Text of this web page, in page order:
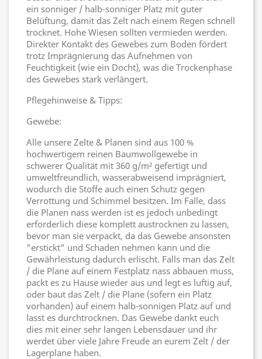
ein sonniger / halb-sonniger Platz mit guter
Belüftung, damit das Zelt nach einem Regen schnell
trocknet. Hohe Wiesen sollten vermieden werden.
Direkter Kontakt des Gewebes zum Boden fördert
trotz Imprägnierung das Aufnehmen von
Feuchtigkeit (wie ein Docht), was die Trockenphase
des Gewebes stark verlängert.
Pflegehinweise & Tipps:
Gewebe:
Alle unsere Zelte & Planen sind aus 100 %
hochwertigem reinen Baumwollgewebe in
schwerer Qualität mit 360 g/m² gefertigt und
umweltfreundlich, wasserabweisend imprägniert,
wodurch die Stoffe auch einen Schutz gegen
Verrottung und Schimmel besitzen. Im Falle, dass
die Planen nass werden ist es jedoch unbedingt
erforderlich diese komplett austrocknen zu lassen,
bevor man sie verpackt, da das Gewebe ansonsten
"erstickt" und Schaden nehmen kann und die
Gewährleistung dadurch erlischt. Falls man das Zelt
/ die Plane auf einem Festplatz nass abbauen muss,
packt es zu Hause wieder aus und legt es luftig auf,
oder baut das Zelt / die Plane (sofern ein Platz
vorhanden) auf einem halb-sonnigen Platz auf und
lasst es durchtrocknen. Das Gewebe dankt euch
dies mit einer sehr langen Lebensdauer und ihr
werdet über viele Jahre Freude an eurem Zelt / der
Lagerplane haben.